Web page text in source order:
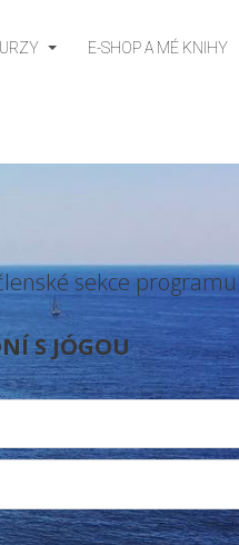
E-SHOP A MÉ KNIHY
sekce programu
S JÓGOU